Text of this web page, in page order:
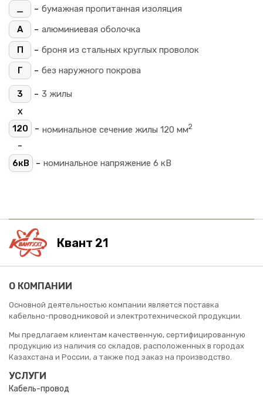
_
- бумажная пропитанная изоляция
А
- алюминиевая оболочка
П
- броня из стальных круглых проволок
Г
- без наружного покрова
3 - 3 жилы
х
120 - номинальное сечение жилы 120 мм2
-
6кВ - номинальное напряжение 6 кВ
Квант 21
О КОМПАНИИ
Основной деятельностью компании является поставка
кабельно-проводниковой и электротехнической продукции.
Мы предлагаем клиентам качественную, сертифицированную
продукцию из наличия со складов, расположенных в городах
Казахстана и России, а также под заказ на производство.
УСЛУГИ
Кабель-провод